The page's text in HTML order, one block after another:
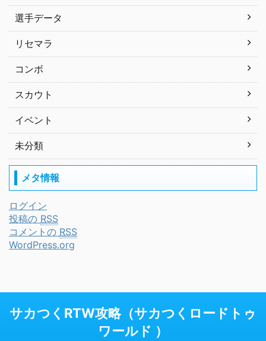
選手データ
リセマラ
コンボ
スカウト
イベント
未分類
メタ情報
ログイン
投稿の RSS
コメントの RSS
WordPress.org
サカつくRTW攻略（サカつくロードトゥ
ワールド ）